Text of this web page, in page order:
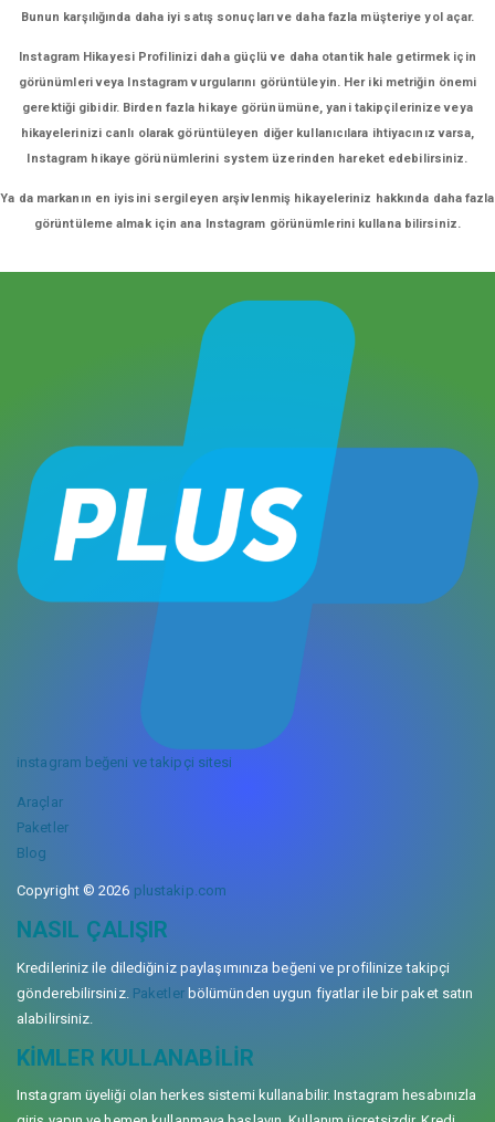
Bunun karşılığında daha iyi satış sonuçları ve daha fazla müşteriye yol açar.
Instagram Hikayesi Profilinizi daha güçlü ve daha otantik hale getirmek için
görünümleri veya Instagram vurgularını görüntüleyin. Her iki metriğin önemi
gerektiği gibidir. Birden fazla hikaye görünümüne, yani takipçilerinize veya
hikayelerinizi canlı olarak görüntüleyen diğer kullanıcılara ihtiyacınız varsa,
Instagram hikaye görünümlerini system üzerinden hareket edebilirsiniz.
Ya da markanın en iyisini sergileyen arşivlenmiş hikayeleriniz hakkında daha fazla
görüntüleme almak için ana Instagram görünümlerini kullana bilirsiniz.
instagram beğeni ve takipçi sitesi
Araçlar
Paketler
Blog
Copyright © 2026 plustakip.com
NASIL ÇALIŞIR
Kredileriniz ile dilediğiniz paylaşımınıza beğeni ve profilinize takipçi
gönderebilirsiniz. Paketlerbölümünden uygun fiyatlar ile bir paket satın
alabilirsiniz.
KIMLER KULLANABILIR
Instagram üyeliği olan herkes sistemi kullanabilir. Instagram hesabınızla